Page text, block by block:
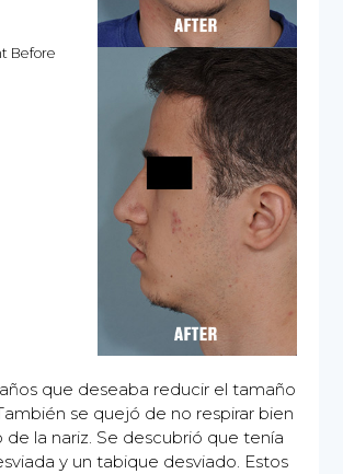
que deseaba reducir el tamaño
se quejó de no respirar bien
de la nariz. Se descubrió que tenía
y un tabique desviado. Estos